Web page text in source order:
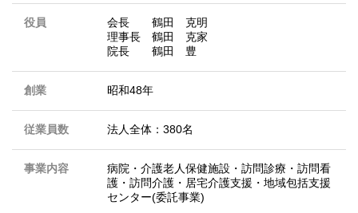
役員
会長 鶴田 克明
理事長 鶴田 克家
院長 鶴田 豊
創業 昭和48年
従業員数 法人全体：380名
事業内容
病院・介護老人保健施設・訪問診療・訪問看
護・訪問介護・居宅介護支援・地域包括支援
センター(委託事業)